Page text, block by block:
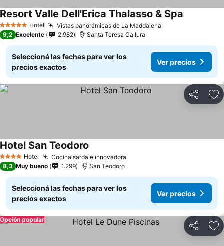
5 Estrellas Hotel Vistas panorámicas de La Maddalena
Resort Valle Dell'Erica Thalasso & Spa
9,2 Excelente 2.982 Santa Teresa Gallura
Seleccioná las fechas para ver los
precios exactos
Ver precios
Compartir
4 EstrellasHotel Cocina sarda e innovadora
Hotel San Teodoro
8,3 Muy bueno 1.299 San Teodoro
Seleccioná las fechas para ver los
precios exactos
Ver precios
Compartir
Opción popular